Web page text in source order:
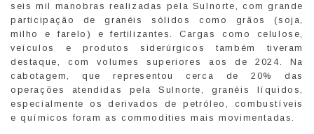
seis mil manobras realizadas pela Sulnorte, com grande
participação de granéis sólidos como grãos (soja,
milho e farelo) e fertilizantes. Cargas como celulose,
veículos e produtos siderúrgicos também tiveram
destaque, com volumes superiores aos de 2024. Na
cabotagem, que representou cerca de 20% das
operações atendidas pela Sulnorte, granéis líquidos,
especialmente os derivados de petróleo, combustíveis
e químicos foram as commodities mais movimentadas.